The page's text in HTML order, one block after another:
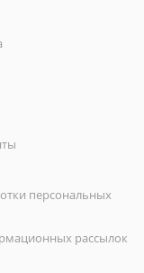
персональных
рассылок